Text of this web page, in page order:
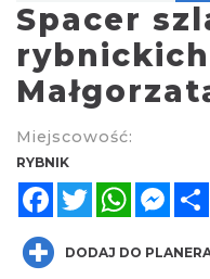
pierwsze kroki w
Rybnik
0.00 km
Spacer
Miejscowość:
RYBNIK
FacebookTwitter
DODAJ DO